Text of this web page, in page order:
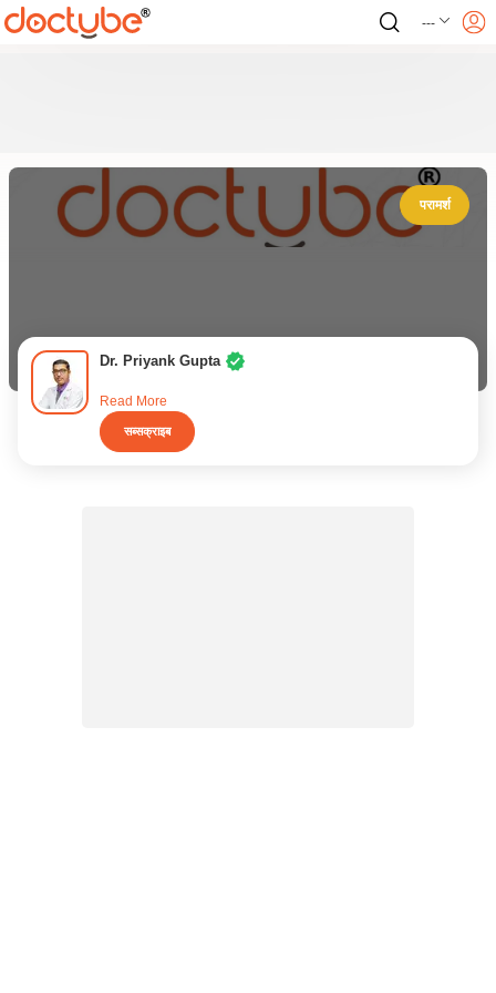
---
परामर्श
Dr. Priyank Gupta
Read More
सब्सक्राइब